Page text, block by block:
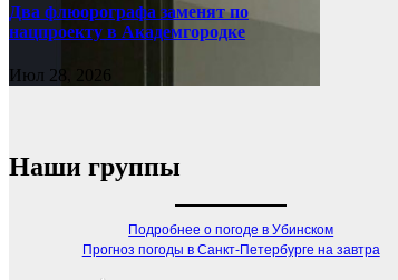
Два флюорографа заменят по
нацпроекту в Академгородке
Июл 28, 2026
Наши группы
Подробнее о погоде в Убинском
Прогноз погоды в Санкт-Петербурге на завтра